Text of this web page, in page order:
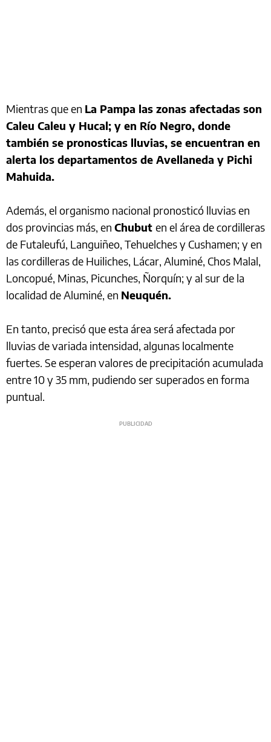
Mientras que en La Pampa las zonas afectadas son
Caleu Caleu y Hucal; y en Río Negro, donde
también se pronosticas lluvias, se encuentran en
alerta los departamentos de Avellaneda y Pichi
Mahuida.
Además, el organismo nacional pronosticó lluvias en
dos provincias más, en Chubut en el área de cordilleras
de Futaleufú, Languiñeo, Tehuelches y Cushamen; y en
las cordilleras de Huiliches, Lácar, Aluminé, Chos Malal,
Loncopué, Minas, Picunches, Ñorquín; y al sur de la
localidad de Aluminé, en Neuquén.
En tanto, precisó que esta área será afectada por
lluvias de variada intensidad, algunas localmente
fuertes. Se esperan valores de precipitación acumulada
entre 10 y 35 mm, pudiendo ser superados en forma
puntual.